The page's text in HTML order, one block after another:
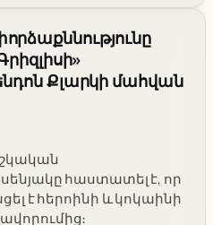
Քլարկի մահվան
հաստատել է, որ
է հերոինի և կոկաինի